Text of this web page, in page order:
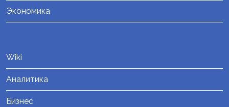
Экономика
Wiki
Аналитика
Бизнес